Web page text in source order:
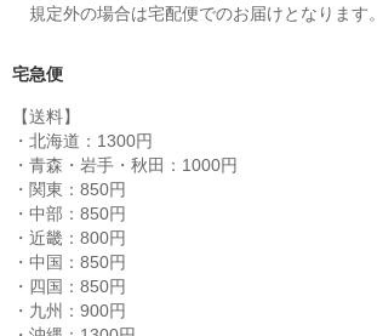
規定外の場合は宅配便でのお届けとなります。
宅急便
【送料】
・北海道：1300円
・青森・岩手・秋田：1000円
・関東：850円
・中部：850円
・近畿：800円
・中国：850円
・四国：850円
・九州：900円